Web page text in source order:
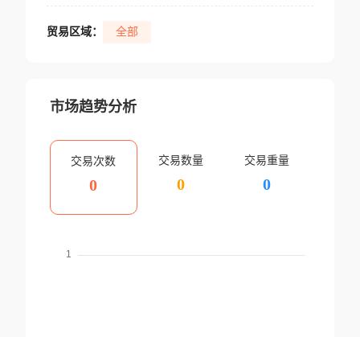
贸易区域： 全部
市场趋势分析
交易次数
0
交易数量
0
交易重量
0